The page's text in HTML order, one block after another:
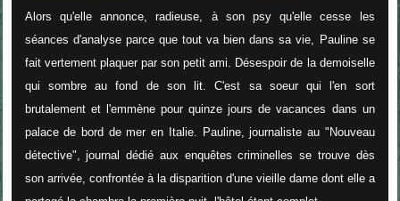
Alors qu'elle annonce, radieuse, à son psy qu'elle cesse les
séances d'analyse parce que tout va bien dans sa vie, Pauline se
fait vertement plaquer par son petit ami. Désespoir de la demoiselle
qui sombre au fond de son lit. C'est sa soeur qui l'en sort
brutalement et l'emmène pour quinze jours de vacances dans un
palace de bord de mer en Italie. Pauline, journaliste au "Nouveau
détective", journal dédié aux enquêtes criminelles se trouve dès
son arrivée, confrontée à la disparition d'une vieille dame dont elle a